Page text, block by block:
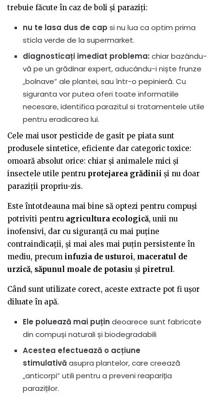
trebuie făcute în caz de boli și paraziți:
nu te lasa dus de cap si nu lua ca optim prima
sticla verde de la supermarket.
diagnosticați imediat problema: chiar bazându-
vă pe un grădinar expert, aducându-i niște frunze
„bolnave” ale plantei, sau într-o pepinieră. Cu
siguranta vor putea oferi toate informatiile
necesare, identifica parazitul si tratamentele utile
pentru eradicarea lui.
Cele mai usor pesticide de gasit pe piata sunt
produsele sintetice, eficiente dar categoric toxice:
omoară absolut orice: chiar și animalele mici și
insectele utile pentru protejarea grădinii și nu doar
paraziții propriu-zis.
Este întotdeauna mai bine să optezi pentru compuși
potriviti pentru agricultura ecologică, unii nu
inofensivi, dar cu siguranță cu mai puține
contraindicații, și mai ales mai puțin persistente în
mediu, precum infuzia de usturoi, maceratul de
urzică, săpunul moale de potasiu și piretrul.
Când sunt utilizate corect, aceste extracte pot fi ușor
diluate în apă.
Ele poluează mai puțin deoarece sunt fabricate
din compuși naturali și biodegradabili
Acestea efectuează o acțiune
stimulativăasupra plantelor, care creează
„anticorpi” utili pentru a preveni reapariția
paraziților.